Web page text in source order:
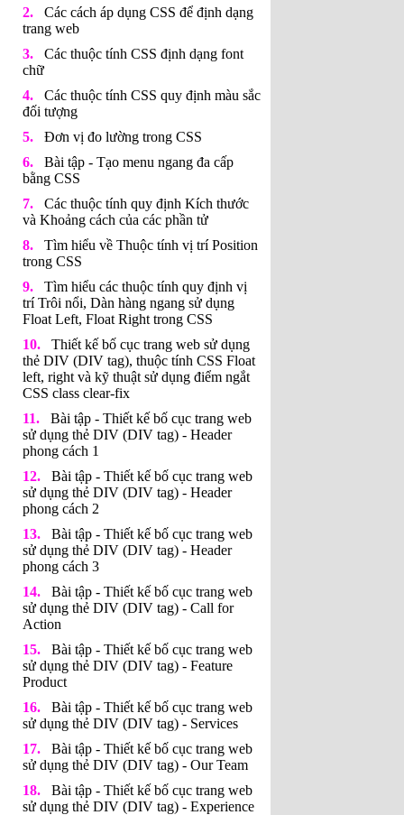
Các cách áp dụng CSS để định dạng
trang web
Các thuộc tính CSS định dạng font
chữ
Các thuộc tính CSS quy định màu sắc
đối tượng
Đơn vị đo lường trong CSS
Bài tập - Tạo menu ngang đa cấp
bằng CSS
Các thuộc tính quy định Kích thước
và Khoảng cách của các phần tử
Tìm hiểu về Thuộc tính vị trí Position
trong CSS
Tìm hiểu các thuộc tính quy định vị
trí Trôi nổi, Dàn hàng ngang sử dụng
Float Left, Float Right trong CSS
Thiết kế bố cục trang web sử dụng
thẻ DIV (DIV tag), thuộc tính CSS Float
left, right và kỹ thuật sử dụng điểm ngắt
CSS class clear-fix
Bài tập - Thiết kế bố cục trang web
sử dụng thẻ DIV (DIV tag) - Header
phong cách 1
Bài tập - Thiết kế bố cục trang web
sử dụng thẻ DIV (DIV tag) - Header
phong cách 2
Bài tập - Thiết kế bố cục trang web
sử dụng thẻ DIV (DIV tag) - Header
phong cách 3
Bài tập - Thiết kế bố cục trang web
sử dụng thẻ DIV (DIV tag) - Call for
Action
Bài tập - Thiết kế bố cục trang web
sử dụng thẻ DIV (DIV tag) - Feature
Product
Bài tập - Thiết kế bố cục trang web
sử dụng thẻ DIV (DIV tag) - Services
Bài tập - Thiết kế bố cục trang web
sử dụng thẻ DIV (DIV tag) - Our Team
Bài tập - Thiết kế bố cục trang web
sử dụng thẻ DIV (DIV tag) - Experience